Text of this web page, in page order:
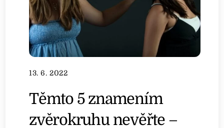
13. 6. 2022
Těmto 5 znamením
zvěrokruhu nevěřte –